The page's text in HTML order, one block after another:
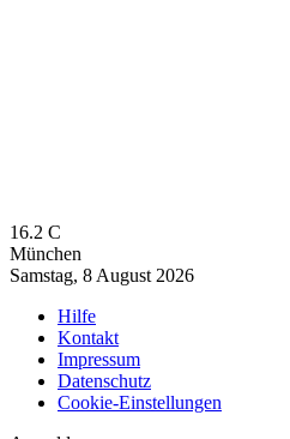
16.2 C
München
Samstag, 8 August 2026
Hilfe
Kontakt
Impressum
Datenschutz
Cookie-Einstellungen